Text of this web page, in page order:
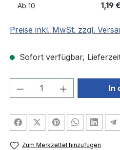
Ab 10 1,19 €
Preise inkl. MwSt. zzgl.
Sofort verfügbar,
Produkt Anzahl: In
Zum Merkzettel hinzufügen